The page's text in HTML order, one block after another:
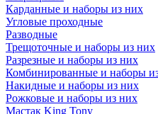
Карданные и наборы из них
Угловые проходные
Разводные
Трещоточные и наборы из них
Разрезные и наборы из них
Комбинированные и наборы
Накидные и наборы из них
Рожковые и наборы из них
Мастак King Tony